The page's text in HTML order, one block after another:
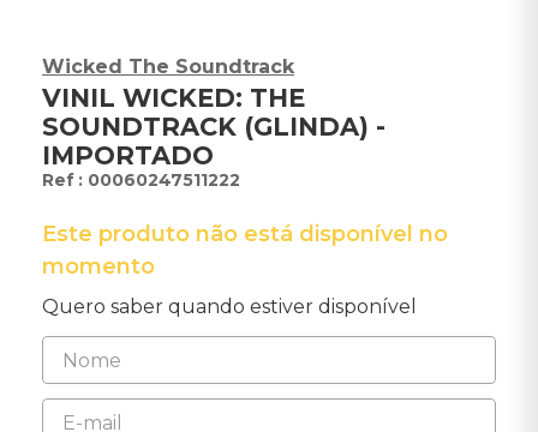
Wicked The Soundtrack
VINIL WICKED: THE
SOUNDTRACK (GLINDA) -
IMPORTADO
: 00060247511222
Este produto não está disponível no
momento
Quero saber quando estiver disponível